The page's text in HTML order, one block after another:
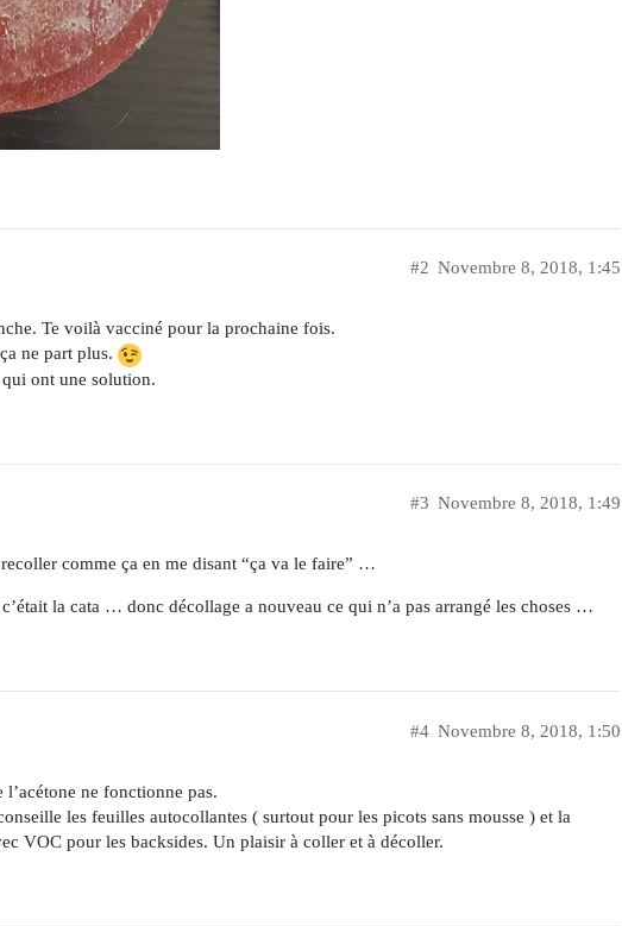
Novembre 8, 2018, 1:45
#2
Te voilà vacciné pour la prochaine fois.
ne part plus.
qui ont une solution.
Novembre 8, 2018, 1:49
#3
comme ça en me disant “ça va le faire” …
la cata … donc décollage a nouveau ce qui n’a pas arrangé les choses …
Novembre 8, 2018, 1:50
#4
ne fonctionne pas.
les feuilles autocollantes ( surtout pour les picots sans mousse ) et la
VOC pour les backsides. Un plaisir à coller et à décoller.